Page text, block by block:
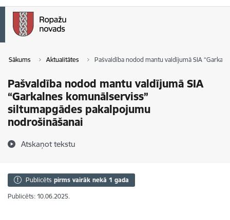
Sākums Aktualitātes Pašvaldība nodod mantu valdījumā SIA
Pašvaldība nodod mantu valdījumā SIA
“Garkalnes komunālserviss”
siltumapgādes pakalpojumu
nodrošināšanai
Atskaņot tekstu
Publicēts pirms vairāk nekā 1 gada
Publicēts: 10.06.2025.